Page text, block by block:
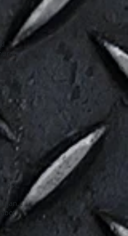
perkhidmatan lori sewa saujana utama